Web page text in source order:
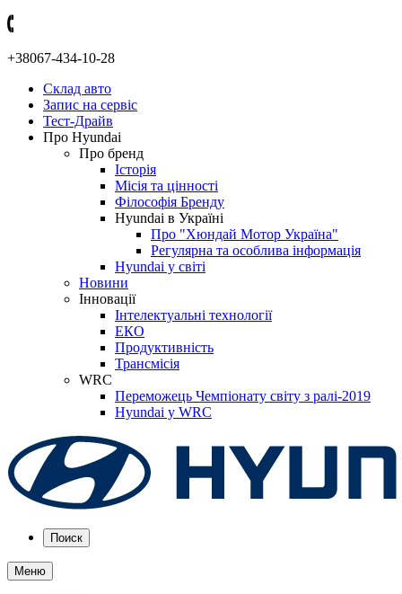
+38067-434-10-28
Склад авто
Запис на сервіс
Тест-Драйв
Про Hyundai
Про бренд
Історія
Місія та цінності
Філософія Бренду
Hyundai в Україні
Про "Хюндай Мотор Україна"
Регулярна та особлива інформація
Hyundai у світі
Новини
Інновації
Інтелектуальні технології
ЕКО
Продуктивність
Трансмісія
WRC
Переможець Чемпіонату світу з ралі-2019
Hyundai у WRC
Поиск
Меню